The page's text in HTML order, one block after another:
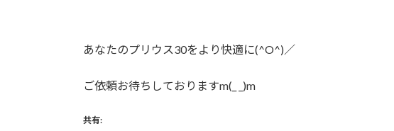
あなたのプリウス30をより快適に(^O^)／
ご依頼お待ちしておりますm(_ _)m
共有: